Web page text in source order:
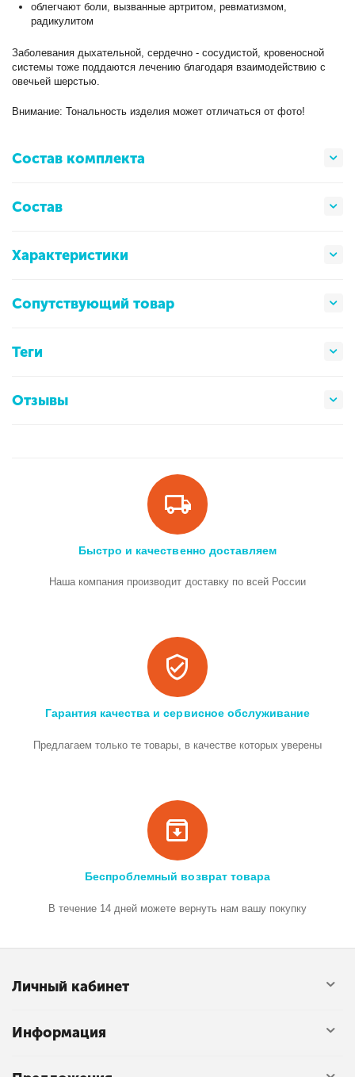
облегчают боли, вызванные артритом, ревматизмом,
радикулитом
Заболевания дыхательной, сердечно - сосудистой, кровеносной
системы тоже поддаются лечению благодаря взаимодействию с
овечьей шерстью.
Внимание: Тональность изделия может отличаться от фото!
Состав комплекта
Состав
Характеристики
Сопутствующий товар
Теги
Отзывы
Быстро и качественно доставляем
Наша компания производит доставку по всей России
Гарантия качества и сервисное обслуживание
Предлагаем только те товары, в качестве которых уверены
Беспроблемный возврат товара
В течение 14 дней можете вернуть нам вашу покупку
Личный кабинет
Информация